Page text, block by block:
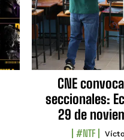
CNE
seccionales:
29 de
#NTF